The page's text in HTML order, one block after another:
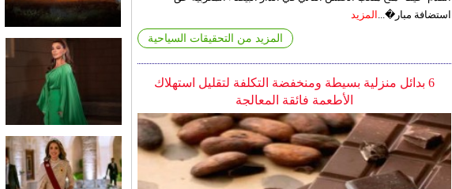
استضافة مبار�... المزيد
المزيد من التحقيقات السياحية
6 بدائل منزلية بسيطة ومنخفضة التكلفة لتقليل استهلاك
الأطعمة فائقة المعالجة